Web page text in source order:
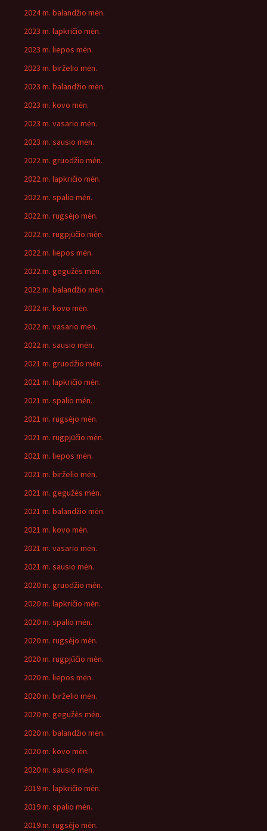
2024 m. balandžio mėn.
2023 m. lapkričio mėn.
2023 m. liepos mėn.
2023 m. birželio mėn.
2023 m. balandžio mėn.
2023 m. kovo mėn.
2023 m. vasario mėn.
2023 m. sausio mėn.
2022 m. gruodžio mėn.
2022 m. lapkričio mėn.
2022 m. spalio mėn.
2022 m. rugsėjo mėn.
2022 m. rugpjūčio mėn.
2022 m. liepos mėn.
2022 m. gegužės mėn.
2022 m. balandžio mėn.
2022 m. kovo mėn.
2022 m. vasario mėn.
2022 m. sausio mėn.
2021 m. gruodžio mėn.
2021 m. lapkričio mėn.
2021 m. spalio mėn.
2021 m. rugsėjo mėn.
2021 m. rugpjūčio mėn.
2021 m. liepos mėn.
2021 m. birželio mėn.
2021 m. gegužės mėn.
2021 m. balandžio mėn.
2021 m. kovo mėn.
2021 m. vasario mėn.
2021 m. sausio mėn.
2020 m. gruodžio mėn.
2020 m. lapkričio mėn.
2020 m. spalio mėn.
2020 m. rugsėjo mėn.
2020 m. rugpjūčio mėn.
2020 m. liepos mėn.
2020 m. birželio mėn.
2020 m. gegužės mėn.
2020 m. balandžio mėn.
2020 m. kovo mėn.
2020 m. sausio mėn.
2019 m. lapkričio mėn.
2019 m. spalio mėn.
2019 m. rugsėjo mėn.